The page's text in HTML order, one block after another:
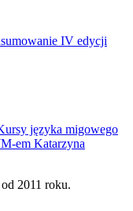
IV edycji
języka migowego
em Katarzyna
2011 roku.